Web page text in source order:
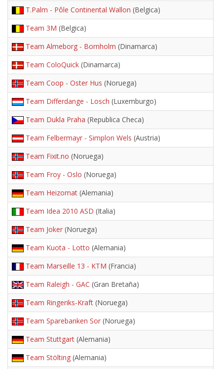
T.Palm - Pôle Continental Wallon (Belgica)
Team 3M (Belgica)
Team Almeborg - Bornholm (Dinamarca)
Team ColoQuick (Dinamarca)
Team Coop - Oster Hus (Noruega)
Team Differdange - Losch (Luxemburgo)
Team Dukla Praha (Republica Checa)
Team Felbermayr - Simplon Wels (Austria)
Team Fixit.no (Noruega)
Team Froy - Oslo (Noruega)
Team Heizomat (Alemania)
Team Idea 2010 ASD (Italia)
Team Joker (Noruega)
Team Kuota - Lotto (Alemania)
Team Marseille 13 - KTM (Francia)
Team Raleigh - GAC (Gran Bretaña)
Team Ringeriks-Kraft (Noruega)
Team Sparebanken Sor (Noruega)
Team Stuttgart (Alemania)
Team Stölting (Alemania)